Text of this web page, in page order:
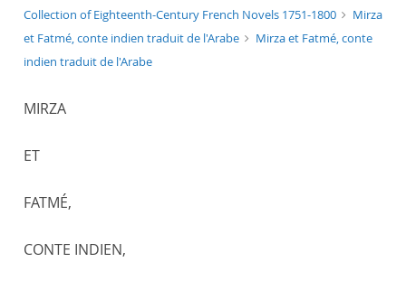
Collection of Eighteenth-Century French Novels 1751-1800
Mirza
et Fatmé, conte indien traduit de l'Arabe
Mirza et Fatmé, conte
indien traduit de l'Arabe
MIRZA
ET
FATMÉ,
CONTE INDIEN,